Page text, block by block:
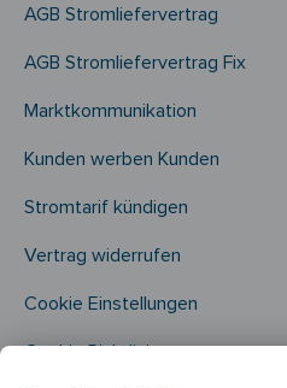
AGB Stromliefervertrag
AGB Stromliefervertrag Fix
Marktkommunikation
Kunden werben Kunden
Stromtarif kündigen
Vertrag widerrufen
Cookie Einstellungen
Cookie Richtlinie​